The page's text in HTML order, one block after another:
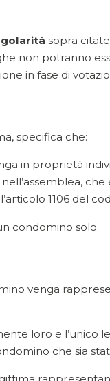
sopra
non potranno
in fase di
specifica che:
in proprietà
che
1106 del
condomino solo.
venga
loro e l’unico
che sia